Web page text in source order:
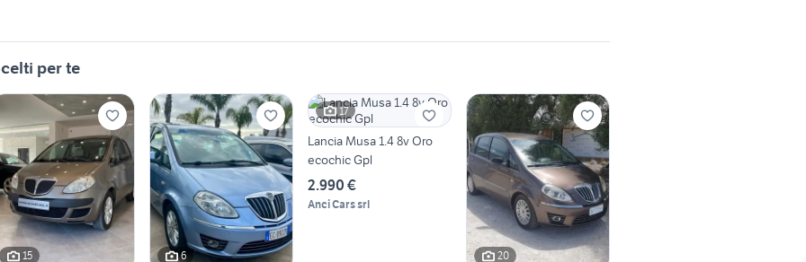
per te
15 6
17
Lancia Musa 1.4 8v Oro
ecochic Gpl
2.990 €
Anci Cars srl
20